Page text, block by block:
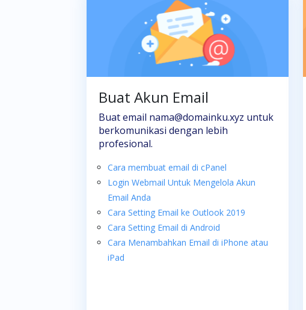
Buat Akun Email
Buat email nama@domainku.xyz untuk
berkomunikasi dengan lebih
profesional.
Cara membuat email di cPanel
Login Webmail Untuk Mengelola Akun
Email Anda
Cara Setting Email ke Outlook 2019
Cara Setting Email di Android
Cara Menambahkan Email di iPhone atau
iPad